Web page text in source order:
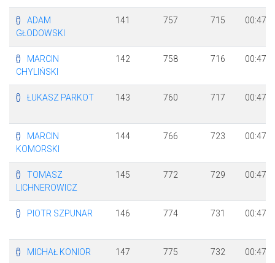
ADAM
GŁODOWSKI
141 757 715
MARCIN
CHYLIŃSKI
142 758 716
ŁUKASZ PARKOT 143 760 717
MARCIN
KOMORSKI
144 766 723
TOMASZ
LICHNEROWICZ
145 772 729
PIOTR SZPUNAR 146 774 731
MICHAŁ KONIOR 147 775 732